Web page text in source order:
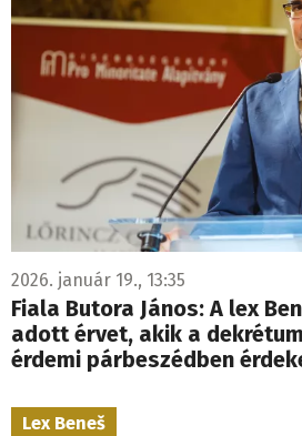
2026. január 19., 13:35
Fiala Butora János: A lex
adott érvet, akik a
érdemi párbeszédben
Lex Beneš